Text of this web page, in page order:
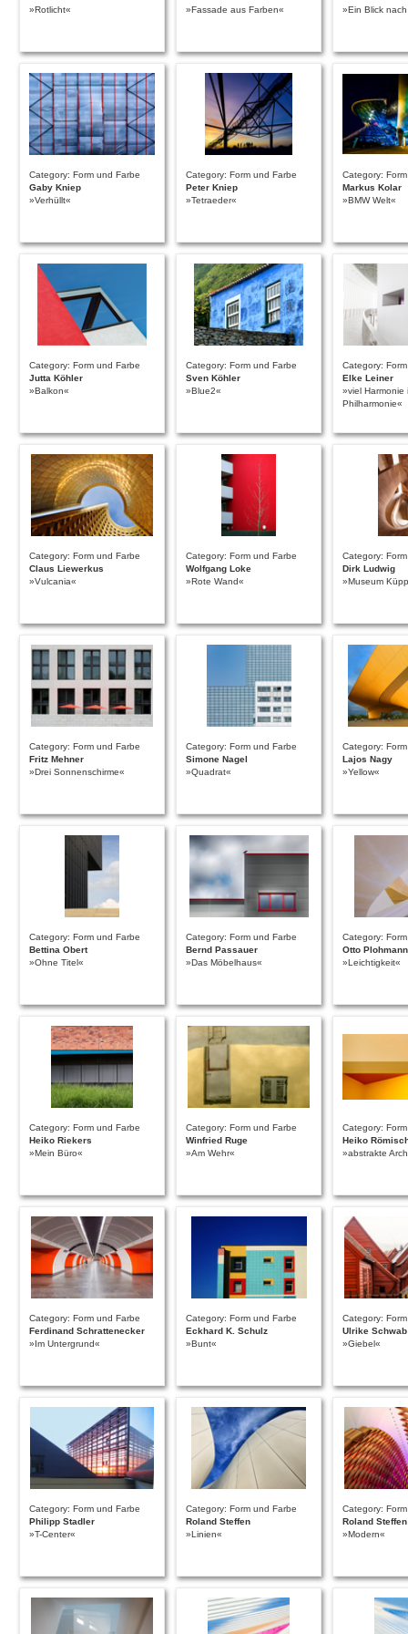
»Rotlicht«
»Fassade aus Farben«
»Ein Blick
Category: Form und Farbe
Gaby Kniep
»Verhüllt«
Category: Form und Farbe
Peter Kniep
»Tetraeder«
Category:
Markus Kolar
»BMW Welt«
Category: Form und Farbe
Jutta Köhler
»Balkon«
Category: Form und Farbe
Sven Köhler
»Blue2«
Category:
Elke Leiner
»viel Harmonie
Philharmonie«
Category: Form und Farbe
Claus Liewerkus
»Vulcania«
Category: Form und Farbe
Wolfgang Loke
»Rote Wand«
Category:
Dirk Ludwig
»Museum
Category: Form und Farbe
Fritz Mehner
»Drei Sonnenschirme«
Category: Form und Farbe
Simone Nagel
»Quadrat«
Category:
Lajos Nagy
»Yellow«
Category: Form und Farbe
Bettina Obert
»Ohne Titel«
Category: Form und Farbe
Bernd Passauer
»Das Möbelhaus«
Category:
Otto Plohmann
»Leichtigkeit«
Category: Form und Farbe
Heiko Riekers
»Mein Büro«
Category: Form und Farbe
Winfried Ruge
»Am Wehr«
Category:
Heiko
»abstrakte
Category: Form und Farbe
Ferdinand Schrattenecker
»Im Untergrund«
Category: Form und Farbe
Eckhard K. Schulz
»Bunt«
Category:
Ulrike Schwab
»Giebel«
Category: Form und Farbe
Philipp Stadler
»T-Center«
Category: Form und Farbe
Roland Steffen
»Linien«
Category:
Roland Steffen
»Modern«